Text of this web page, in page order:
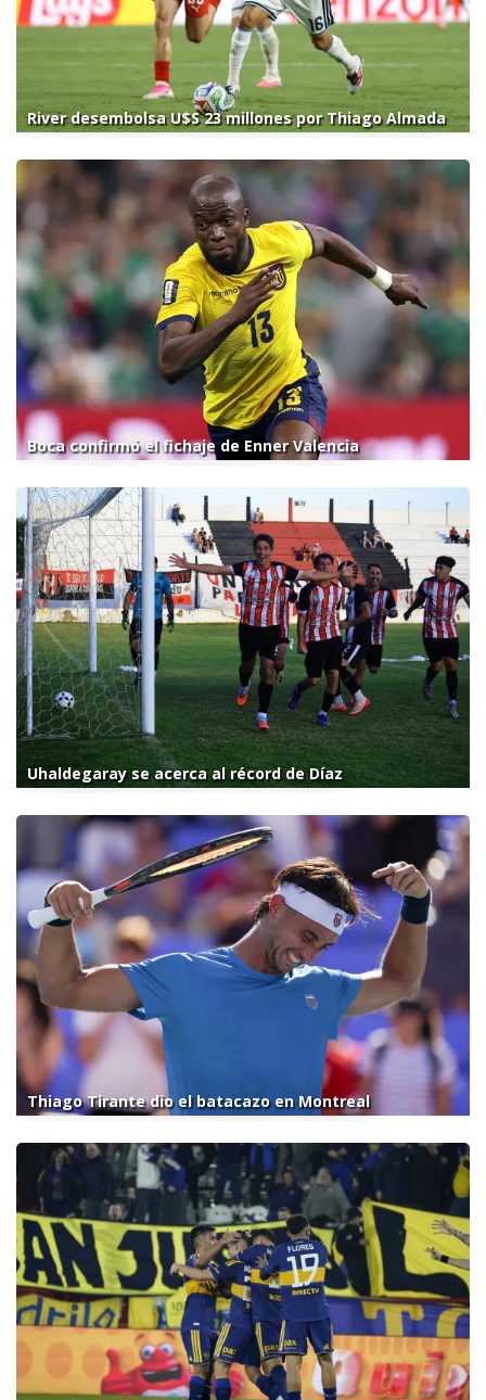
River desembolsa U$S 23 millones por Thiago Almada
Boca confirmó el fichaje de Enner Valencia
Uhaldegaray se acerca al récord de Díaz
Thiago Tirante dio el batacazo en Montreal